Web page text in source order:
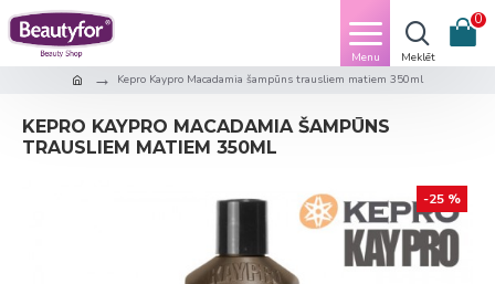
0
Kepro Kaypro Macadamia šampūns trausliem matiem 350ml
KEPRO KAYPRO MACADAMIA ŠAMPŪNS
TRAUSLIEM MATIEM 350ML
-25 %